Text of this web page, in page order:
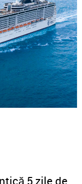
5 zile de